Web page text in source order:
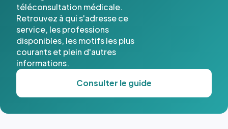
téléconsultation médicale.
Retrouvez à qui s'adresse ce
service, les professions
disponibles, les motifs les plus
courants et plein d'autres
informations.
Consulter le guide